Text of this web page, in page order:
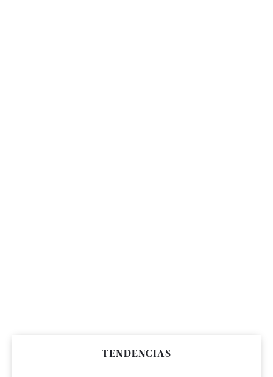
TENDENCIAS